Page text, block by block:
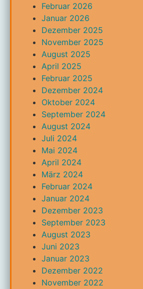
Februar 2026
Januar 2026
Dezember 2025
November 2025
August 2025
April 2025
Februar 2025
Dezember 2024
Oktober 2024
September 2024
August 2024
Juli 2024
Mai 2024
April 2024
März 2024
Februar 2024
Januar 2024
Dezember 2023
September 2023
August 2023
Juni 2023
Januar 2023
Dezember 2022
November 2022